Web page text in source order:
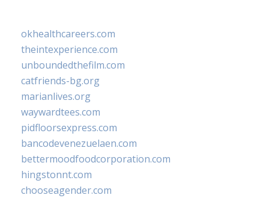
okhealthcareers.com
theintexperience.com
unboundedthefilm.com
catfriends-bg.org
marianlives.org
waywardtees.com
pidfloorsexpress.com
bancodevenezuelaen.com
bettermoodfoodcorporation.com
hingstonnt.com
chooseagender.com